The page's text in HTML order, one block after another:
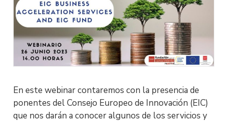
En este webinar contaremos con la presencia de
ponentes del Consejo Europeo de Innovación (EIC)
que nos darán a conocer algunos de los servicios y